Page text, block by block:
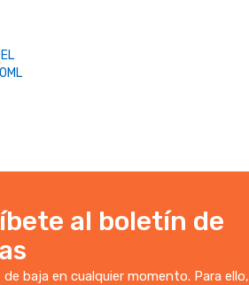
al boletín de
de baja en cualquier momento. Para ello,